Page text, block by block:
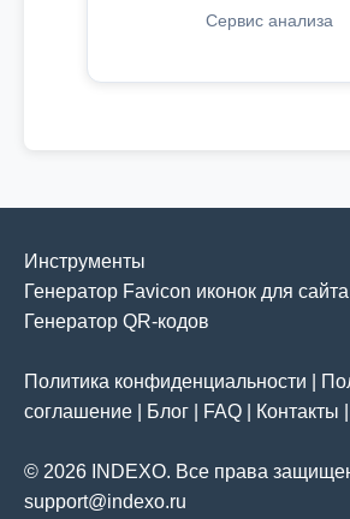
Сервис анализа
Инструменты
Генератор Favicon иконок для сайта
Генератор QR-кодов
Политика конфиденциальности
соглашение
Блог FAQ Контакты
© 2026 INDEXO. Все права
support@indexo.ru